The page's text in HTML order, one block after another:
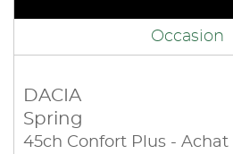
Occasion
DACIA
Spring
45ch Confort Plus - Achat